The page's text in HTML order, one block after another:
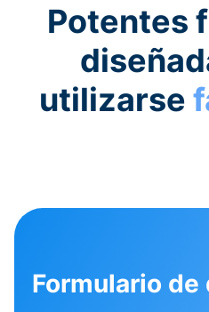
Potentes
utilizarse
Formulario de